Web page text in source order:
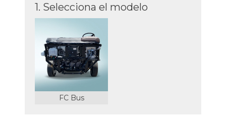
1. Selecciona el modelo
FC Bus